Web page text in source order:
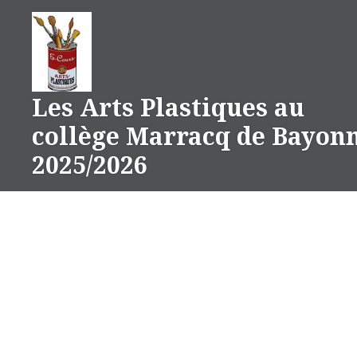
Les Arts Plastiques au
collège Marracq de
2025/2026